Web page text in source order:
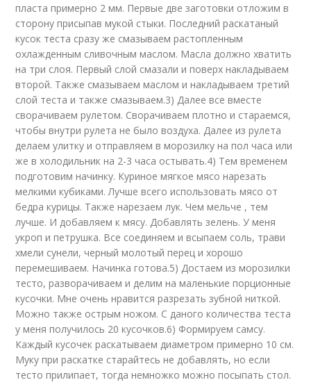
пласта примерно 2 мм. Первые две заготовки отложим в
сторону присыпав мукой стыки. Последний раскатаный
кусок теста сразу же смазываем растопленным
охлажденным сливочным маслом. Масла должно хватить
на три слоя. Первый слой смазали и поверх накладываем
второй. Также смазываем маслом и накладываем третий
слой теста и также смазываем.3) Далее все вместе
сворачиваем рулетом. Сворачиваем плотно и стараемся,
чтобы внутри рулета не было воздуха. Далее из рулета
делаем улитку и отправляем в морозилку на пол часа или
же в холодильник на 2-3 часа остывать.4) Тем временем
подготовим начинку. Куриное мягкое мясо нарезать
мелкими кубиками. Лучше всего использовать мясо от
бедра курицы. Также нарезаем лук. Чем мельче , тем
лучше. И добавляем к мясу. Добавлять зелень. У меня
укроп и петрушка. Все соединяем и всыпаем соль, трави
хмели сунели, черный молотый перец и хорошо
перемешиваем. Начинка готова.5) Достаем из морозилки
тесто, разворачиваем и делим на маленькие порционные
кусочки. Мне очень нравится разрезать зубной ниткой.
Можно также острым ножом. С даного количества теста
у меня получилось 20 кусочков.6) Формируем самсу.
Каждый кусочек раскатываем диаметром примерно 10 см.
Муку при раскатке старайтесь не добавлять, но если
тесто прилипает, тогда немножко можно посыпать стол.